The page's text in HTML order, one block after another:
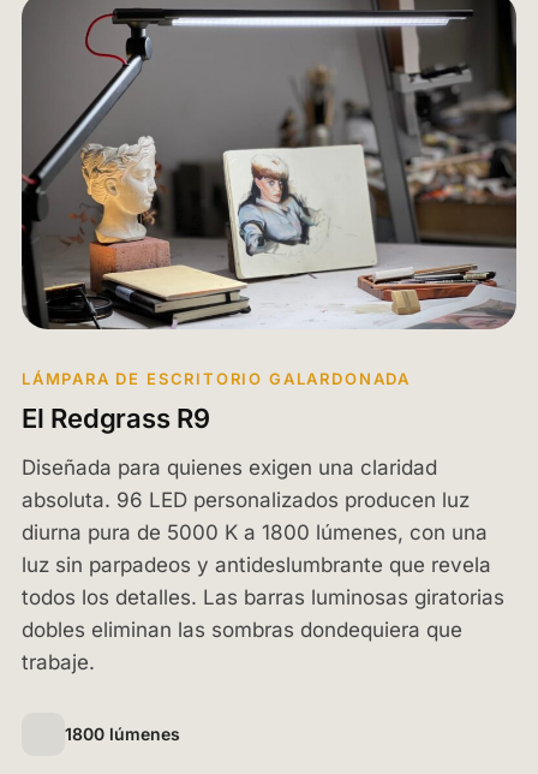
LÁMPARA DE ESCRITORIO GALARDONADA
El Redgrass R9
Diseñada para quienes exigen una claridad
absoluta. 96 LED personalizados producen luz
diurna pura de 5000 K a 1800 lúmenes, con una
luz sin parpadeos y antideslumbrante que revela
todos los detalles. Las barras luminosas giratorias
dobles eliminan las sombras dondequiera que
trabaje.
1800 lúmenes